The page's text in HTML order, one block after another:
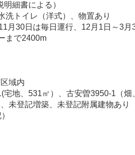
細書による）
洗トイレ（洋式）、物置あり
月30日は毎日運行、12月1日～3月
まで2400m
域内
地、531㎡）、古安曽3950-1（畑
未登記増築、未登記附属建物あり